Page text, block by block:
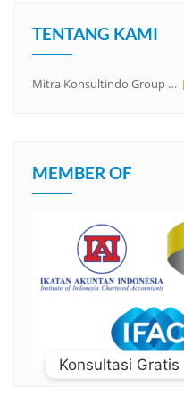
TENTANG KAMI
Mitra Konsultindo Group …
MEMBER OF
Konsultasi